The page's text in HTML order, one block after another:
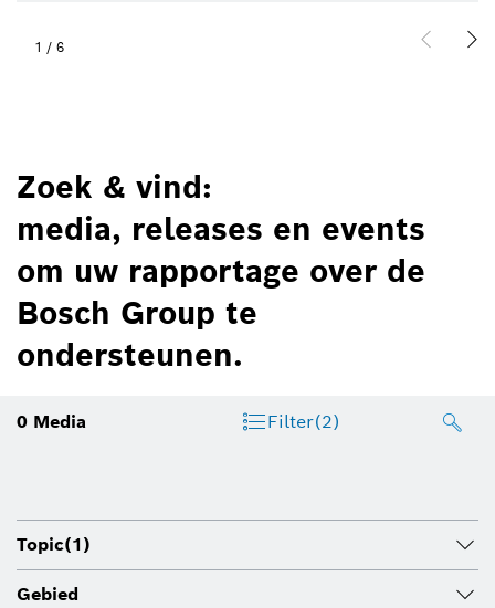
1 / 6
Zoek & vind:
media, releases en events
om uw rapportage over de
Bosch Group te
ondersteunen.
0 Media Filter(2)
Topic(1)
Gebied